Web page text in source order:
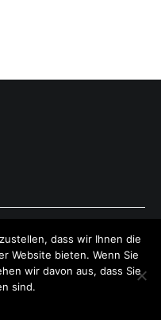
. All rights reserved.
byWordPress .
dass wir Ihnen die
Website bieten. Wenn Sie
wir davon aus, dass Sie
sind.